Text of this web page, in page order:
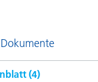
(4)